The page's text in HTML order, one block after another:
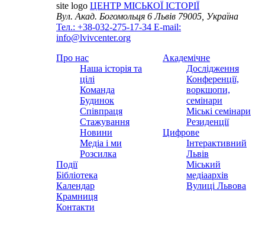
site logo ЦЕНТР МІСЬКОЇ ІСТОРІЇ
Вул. Акад. Богомольця 6Львів 79005, Україна
Тел.: +38-032-275-17-34 E-mail:
info@lvivcenter.org
Про нас
Наша історія та
цілі
Команда
Будинок
Співпраця
Стажування
Новини
Медіа і ми
Розсилка
Події
Бібліотека
Календар
Крамниця
Контакти
Академічне
Дослідження
Конференції,
воркшопи,
семінари
Міські семінари
Резиденції
Цифрове
Інтерактивний
Львів
Міський
медіаархів
Вулиці Львова